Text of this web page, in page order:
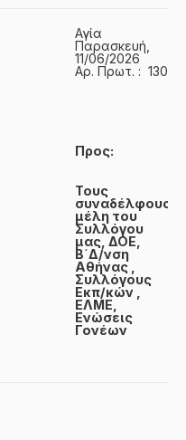
Αγία
Παρασκευή,
11/06/2026
Αρ. Πρωτ. : 130
Προς:
Τους
συναδέλφους
μέλη του
Συλλόγου
μας, ΔΟΕ,
Β΄Δ/νση
Αθήνας,
Συλλόγους
Εκπ/κών ,
ΕΛΜΕ,
Ενώσεις
Γονέων